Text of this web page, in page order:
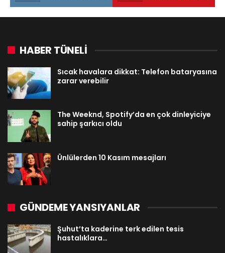
HABER TÜNELİ
Sıcak havalara dikkat: Telefon bataryasına
zarar verebilir
The Weeknd, Spotify’da en çok dinleyiciye
sahip şarkıcı oldu
Ünlülerden 10 Kasım mesajları
GÜNDEME YANSIYANLAR
Şuhut’ta kaderine terk edilen tesis
hastalıklara…